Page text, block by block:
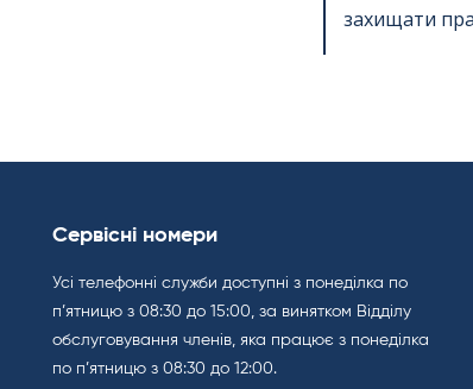
захищати
Сервісні номери
Усі телефонні служби доступні з понеділка по
п’ятницю з 08:30 до 15:00, за винятком Відділу
обслуговування членів, яка працює з понеділка
по п’ятницю з 08:30 до 12:00.